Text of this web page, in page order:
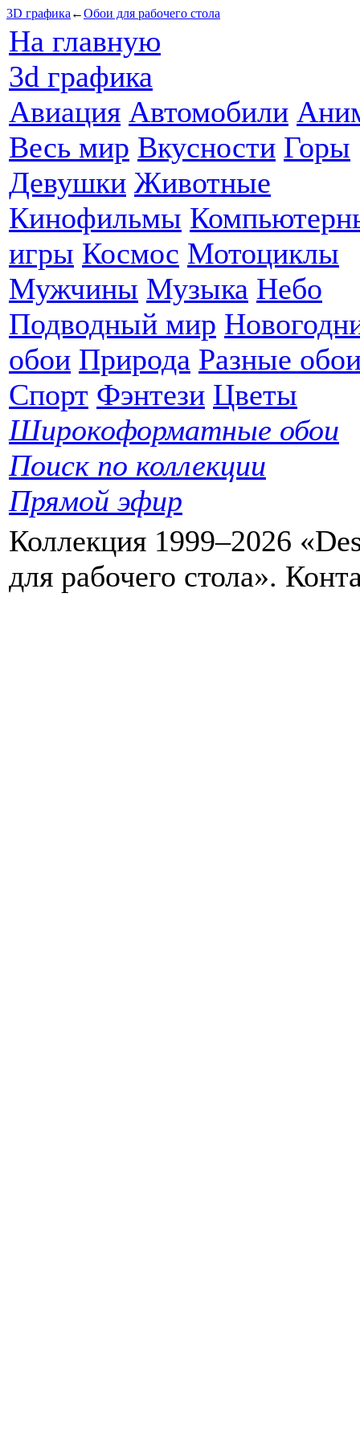
3D графика ←Обои для рабочего стола
На главную
3d графика
Авиация Автомобили
Весь мир Вкусности Горы
Девушки Животные
Кинофильмы
игры Космос Мотоциклы
Мужчины Музыка Небо
Подводный мир
обои Природа Разные
Спорт Фэнтези Цветы
Широкоформатные обои
Поиск по коллекции
Прямой эфир
Коллекция 1999–2026
для рабочего стола».